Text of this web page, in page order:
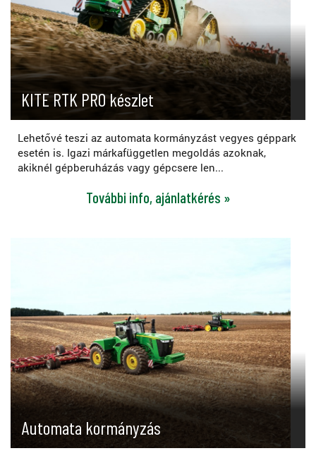
KITE RTK PRO készlet
Lehetővé teszi az automata kormányzást vegyes géppark
esetén is. Igazi márkafüggetlen megoldás azoknak,
akiknél gépberuházás vagy gépcsere len...
További info, ajánlatkérés »
Automata kormányzás